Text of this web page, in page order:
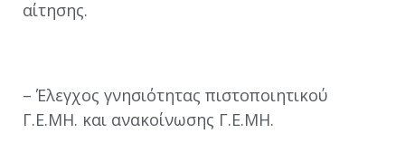
αίτησης.
– Έλεγχος γνησιότητας πιστοποιητικού
Γ.Ε.ΜΗ. και ανακοίνωσης Γ.Ε.ΜΗ.